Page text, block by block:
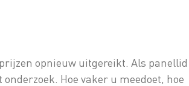
opnieuw uitgereikt. Als panellid
Hoe vaker u meedoet, hoe